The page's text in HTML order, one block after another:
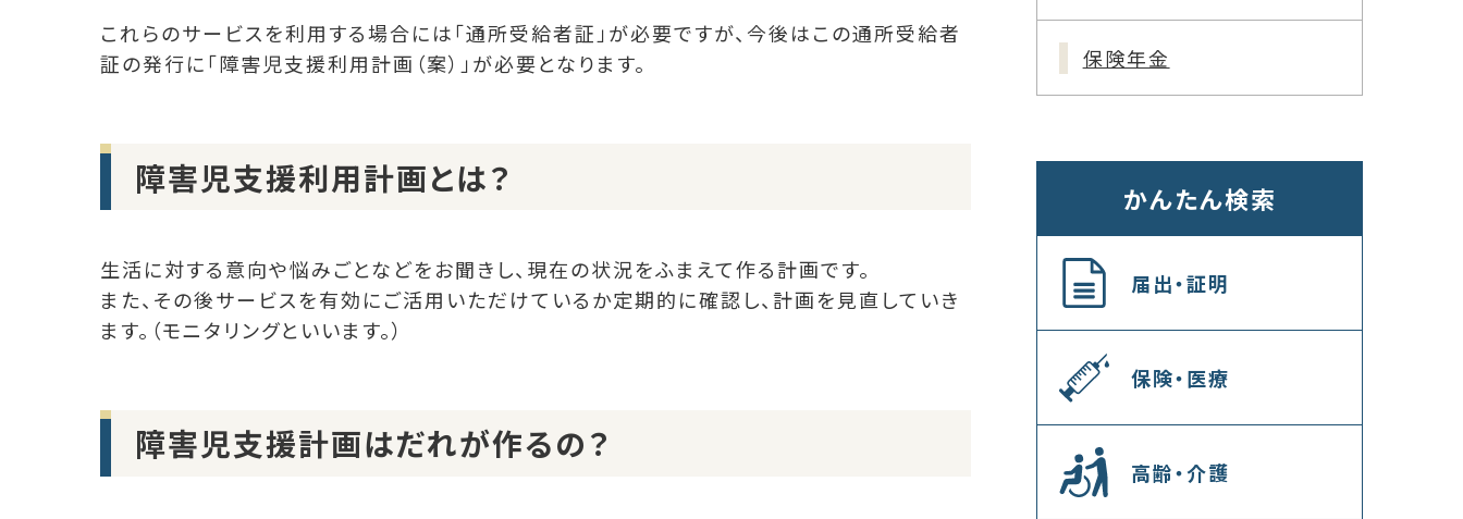
これらのサービスを利用する場合には「通所受給者証」が必要ですが、今後はこの通所受給者
証の発行に「障害児支援利用計画（案）」が必要となります。
障害児支援利用計画とは？
生活に対する意向や悩みごとなどをお聞きし、現在の状況をふまえて作る計画です。
また、その後サービスを有効にご活用いただけているか定期的に確認し、計画を見直していき
ます。（モニタリングといいます。）
障害児支援計画はだれが作るの？
保険年金
かんたん検索
届出・証明
保険・医療
高齢・介護